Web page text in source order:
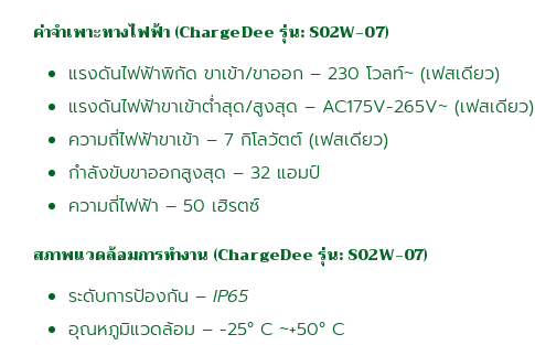
ค่าจำเพาะทางไฟฟ้า (ChargeDee รุ่น: S02W-07)
แรงดันไฟฟ้าพิกัด ขาเข้า/ขาออก – 230 โวลท์~ (เฟสเดียว)
แรงดันไฟฟ้าขาเข้าต่ำสุด/สูงสุด – AC175V-265V~ (เฟสเดียว)
ความถี่ไฟฟ้าขาเข้า – 7 กิโลวัตต์ (เฟสเดียว)
กำลังขับขาออกสูงสุด – 32 แอมป์
ความถี่ไฟฟ้า – 50 เฮิรตซ์
สภาพแวดล้อมการทำงาน (ChargeDee รุ่น: S02W-07)
ระดับการป้องกัน – IP65
อุณหภูมิแวดล้อม – -25° C ~+50° C